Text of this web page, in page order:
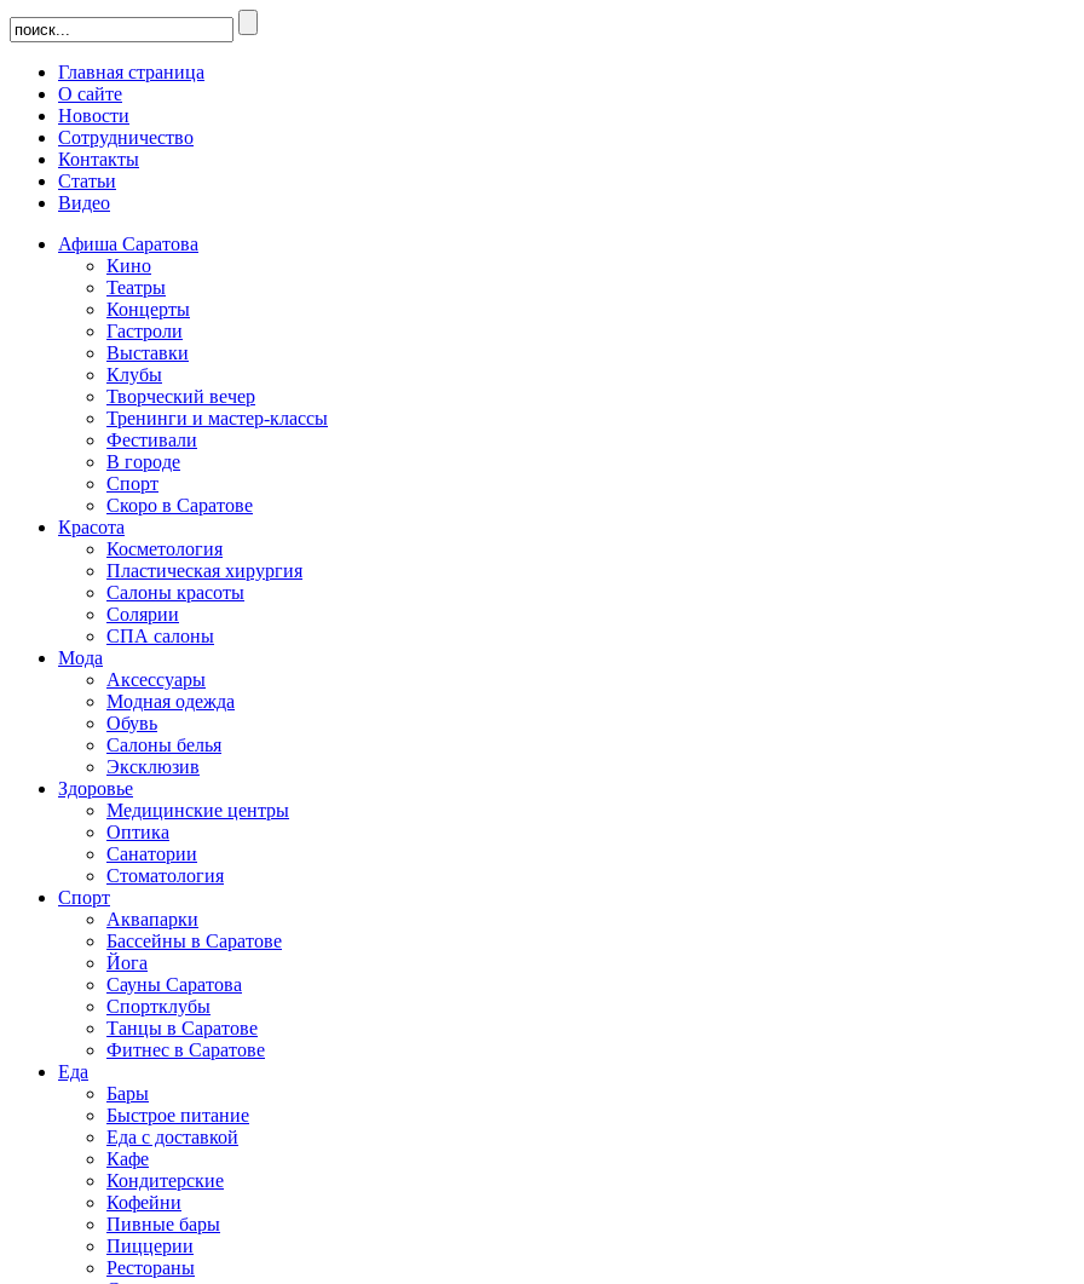
Главная страница
О сайте
Новости
Сотрудничество
Контакты
Статьи
Видео
Афиша Саратова
Кино
Театры
Концерты
Гастроли
Выставки
Клубы
Творческий вечер
Тренинги и мастер-классы
Фестивали
В городе
Спорт
Скоро в Саратове
Красота
Косметология
Пластическая хирургия
Салоны красоты
Солярии
СПА салоны
Мода
Аксессуары
Модная одежда
Обувь
Салоны белья
Эксклюзив
Здоровье
Медицинские центры
Оптика
Санатории
Стоматология
Спорт
Аквапарки
Бассейны в Саратове
Йога
Сауны Саратова
Спортклубы
Танцы в Саратове
Фитнес в Саратове
Еда
Бары
Быстрое питание
Еда с доставкой
Кафе
Кондитерские
Кофейни
Пивные бары
Пиццерии
Рестораны